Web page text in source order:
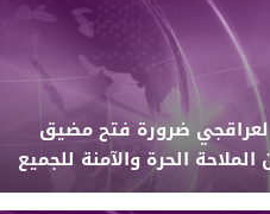
لعراقجي ضرورة فتح مضيق
الحرة والآمنة للجميع